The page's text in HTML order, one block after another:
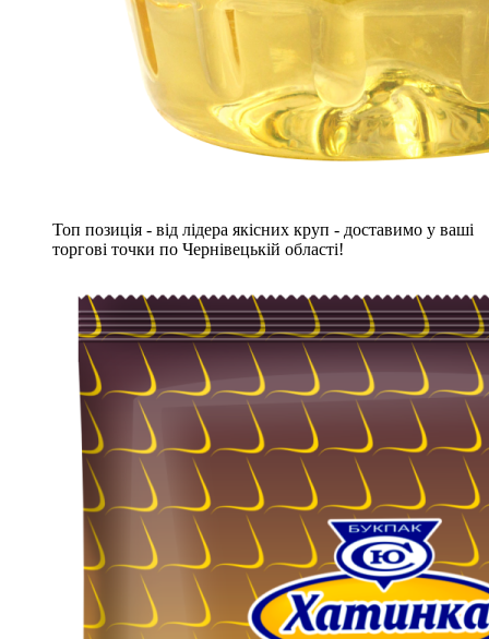
Топ позиція - від лідера якісних круп - доставимо у ваші
торгові точки по Чернівецькій області!